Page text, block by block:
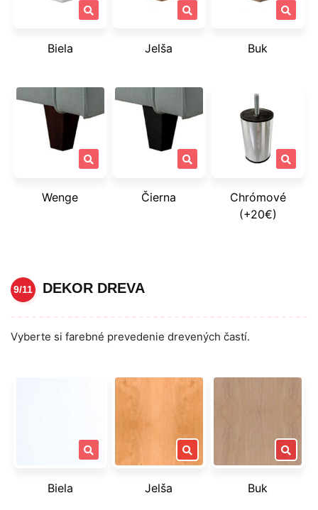
Biela Jelša Buk
Wenge Čierna
Chrómové
(+20€)
9/11 DEKOR DREVA
Vyberte si farebné prevedenie drevených častí.
Biela Jelša Buk